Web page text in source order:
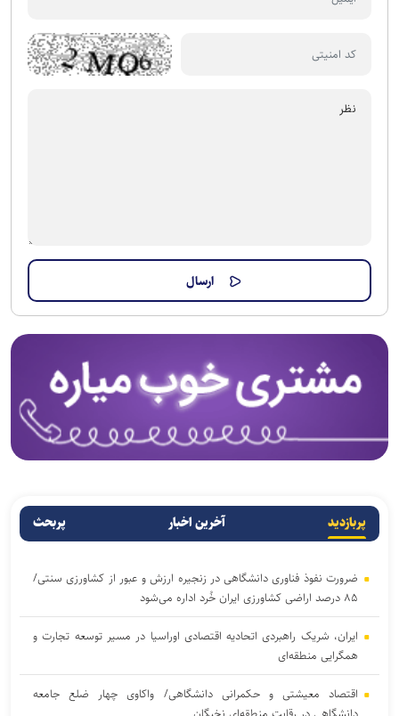
پربازدید آخرین اخبار پربحث
ضرورت نفوذ فناوری دانشگاهی در زنجیره ارزش و عبور از کشاورزی سنتی/
۸۵ درصد اراضی کشاورزی ایران خُرد اداره می‌شود
ایران، شریک راهبردی اتحادیه اقتصادی اوراسیا در مسیر توسعه تجارت و
همگرایی منطقه‌ای
اقتصاد معیشتی و حکمرانی دانشگاهی/ واکاوی چهار ضلع جامعه